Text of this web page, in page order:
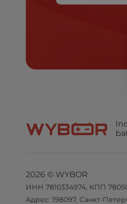
2026 © WYBOR
ИНН 7810334974, КПП
Адрес: 198097, Санкт-